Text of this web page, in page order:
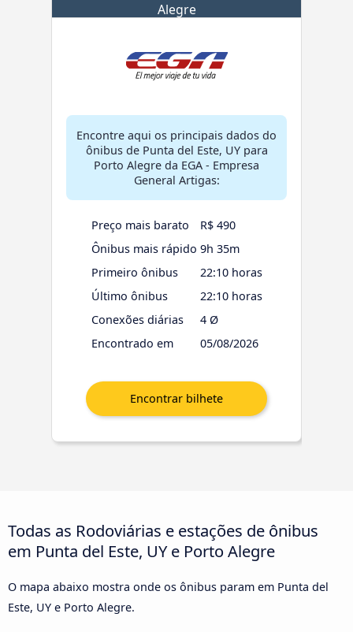
Alegre
Encontre aqui os principais dados do
ônibus de Punta del Este, UY para
Porto Alegre da EGA - Empresa
General Artigas:
Preço mais barato
R$ 490
Ônibus mais rápido 9h 35m
Primeiro ônibus
22:10 horas
Último ônibus
22:10 horas
Conexões diárias
4 Ø
Encontrado em
05/08/2026
Todas as Rodoviárias e estações de ônibus
em Punta del Este, UY e Porto Alegre
O mapa abaixo mostra onde os ônibus param em Punta del
Este, UY e Porto Alegre.